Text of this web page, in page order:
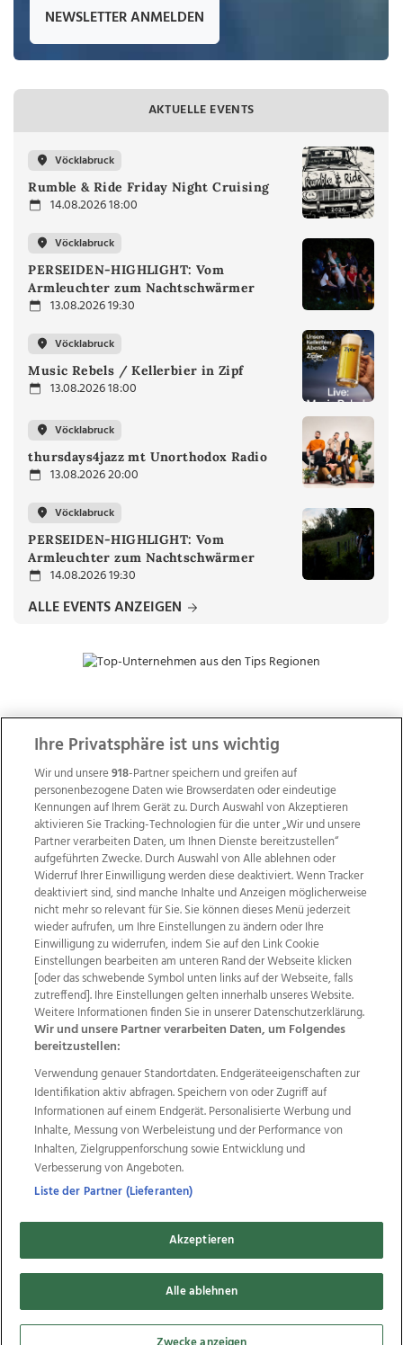
NEWSLETTER ANMELDEN
AKTUELLE EVENTS
Vöcklabruck
Rumble & Ride Friday Night Cruising
14.08.2026 18:00
Vöcklabruck
PERSEIDEN-HIGHLIGHT: Vom
Armleuchter zum Nachtschwärmer
13.08.2026 19:30
Vöcklabruck
Music Rebels / Kellerbier in Zipf
13.08.2026 18:00
Vöcklabruck
thursdays4jazz mt Unorthodox Radio
13.08.2026 20:00
Vöcklabruck
PERSEIDEN-HIGHLIGHT: Vom
Armleuchter zum Nachtschwärmer
14.08.2026 19:30
ALLE EVENTS ANZEIGEN
ZUR NACHRICHTENÜBERSICHT
Wir über uns Mediadaten Kontakt
Jobs
Datenschutz
Impressum
AGB Anzeigekunden
AGB Website
Ehrenkodex Politische Werbung
Weitere Angebote des Medienhauses Wimmer
TV1 di-mog-i.at OÖNow
Ischler Woche
Life Radio
OÖNachrichten
OÖN Immobilien
OÖN Karriere
OÖN Reise
Promenaden Galerien
Regionaljobs
wasistlos.at
Copyrights © 2026 Tips Zeitungs GmbH & Co KG
developed by11x11.net
Cookie Einstellungen bearbeiten
Ihre Privatsphäre ist uns wichtig
Wir und unsere918-Partner speichern und greifen auf
personenbezogene Daten wie Browserdaten oder eindeutige
Kennungen auf Ihrem Gerät zu. Durch Auswahl von Akzeptieren
aktivieren Sie Tracking-Technologien für die unter „Wir und unsere
Partner verarbeiten Daten, um Ihnen Dienste bereitzustellen“
aufgeführten Zwecke. Durch Auswahl von Alle ablehnen oder
Widerruf Ihrer Einwilligung werden diese deaktiviert. Wenn Tracker
deaktiviert sind, sind manche Inhalte und Anzeigen möglicherweise
nicht mehr so relevant für Sie. Sie können dieses Menü jederzeit
wieder aufrufen, um Ihre Einstellungen zu ändern oder Ihre
Einwilligung zu widerrufen, indem Sie auf den Link Cookie
Einstellungen bearbeiten am unteren Rand der Webseite klicken
[oder das schwebende Symbol unten links auf der Webseite, falls
zutreffend]. Ihre Einstellungen gelten innerhalb unseres Website.
Weitere Informationen finden Sie in unserer Datenschutzerklärung.
Wir und unsere Partner verarbeiten Daten, um Folgendes
bereitzustellen:
Verwendung genauer Standortdaten. Endgeräteeigenschaften zur
Identifikation aktiv abfragen. Speichern von oder Zugriff auf
Informationen auf einem Endgerät. Personalisierte Werbung und
Inhalte, Messung von Werbeleistung und der Performance von
Inhalten, Zielgruppenforschung sowie Entwicklung und
Verbesserung von Angeboten.
Liste der Partner (Lieferanten)
Akzeptieren
Alle ablehnen